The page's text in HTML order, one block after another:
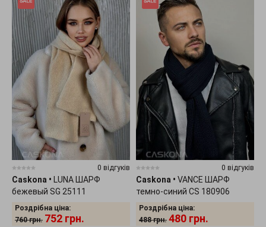
0 відгуків
Caskona •
LUNA ШАРФ
бежевый SG 25111
Роздрібна ціна:
760 грн. 752 грн.
0 відгуків
Caskona • VANCE ШАРФ
темно-синий CS 180906
Роздрібна ціна:
488 грн. 480 грн.